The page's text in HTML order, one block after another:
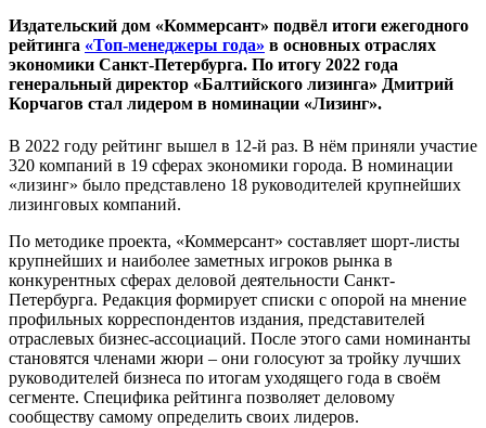
Издательский дом «Коммерсант» подвёл итоги ежегодного
рейтинга «Топ-менеджеры года» в основных отраслях
экономики Санкт-Петербурга. По итогу 2022 года
генеральный директор «Балтийского лизинга» Дмитрий
Корчагов стал лидером в номинации «Лизинг».
В 2022 году рейтинг вышел в 12-й раз. В нём приняли участие
320 компаний в 19 сферах экономики города. В номинации
«лизинг» было представлено 18 руководителей крупнейших
лизинговых компаний.
По методике проекта, «Коммерсант» составляет шорт-листы
крупнейших и наиболее заметных игроков рынка в
конкурентных сферах деловой деятельности Санкт-
Петербурга. Редакция формирует списки с опорой на мнение
профильных корреспондентов издания, представителей
отраслевых бизнес-ассоциаций. После этого сами номинанты
становятся членами жюри – они голосуют за тройку лучших
руководителей бизнеса по итогам уходящего года в своём
сегменте. Специфика рейтинга позволяет деловому
сообществу самому определить своих лидеров.